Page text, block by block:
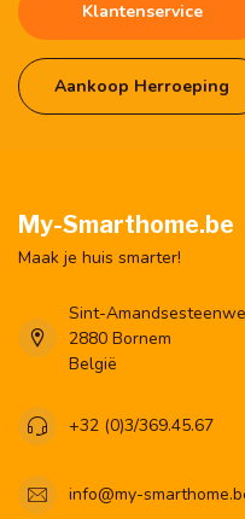
Klantenservice
Aankoop Herroeping
My-Smarthome.be
Maak je huis smarter!
Sint-
2880 Bornem
België
+32 (0)3/369.45.67
info@my-